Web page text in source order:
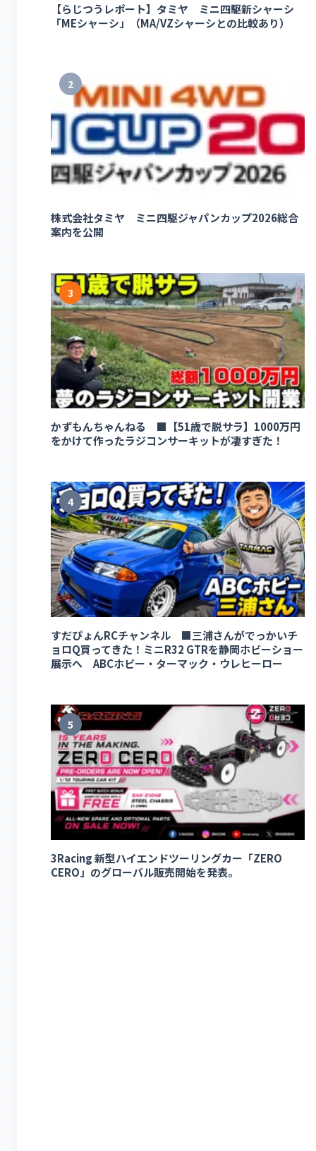
【らじつうレポート】タミヤ ミニ四駆新シャーシ
「MEシャーシ」（MA/VZシャーシとの比較あり）
2
株式会社タミヤ ミニ四駆ジャパンカップ2026総合
案内を公開
3
かずもんちゃんねる ■【51歳で脱サラ】1000万円
をかけて作ったラジコンサーキットが凄すぎた！
4
すだぴょんRCチャンネル ■三浦さんがでっかいチ
ョロQ買ってきた！ミニR32 GTRを静岡ホビーショー
展示へ ABCホビー・ターマック・ウレヒーロー
5
3Racing 新型ハイエンドツーリングカー「ZERO
CERO」のグローバル販売開始を発表。